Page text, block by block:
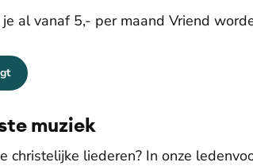
al vanaf 5,- per maand Vriend
muziek
christelijke liederen? In onze